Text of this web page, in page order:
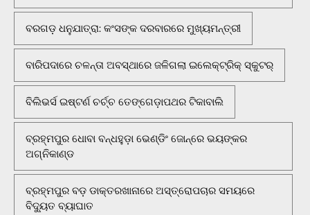
ବରଗଡ଼ ଧନୁଯାତ୍ରା: କଂସଙ୍କ ଦରବାରରେ ମୁଖ୍ୟମନ୍ତ୍ରୀ
ବାରିପଦାରେ ଚଳନ୍ତା ଅବସ୍ଥାରେ ଜଳିଗଲା ଇଲେକ୍ଟ୍ରିକ୍ ସ୍କୁଟର୍
ବିଲିଭର୍ସ ଇଷ୍ଟର୍ଣ ଚର୍ଚ୍ଚ ତେଙ୍ଗେଡ଼ାପଥର ଟିକାବାଲି
ବ୍ରହ୍ମପୁର ଧୋବା ବନ୍ଧହୁଡ଼ା ଭେଣ୍ଡିଂ ଜୋନ୍‌ରେ ଭୟଙ୍କର
ଅଗ୍ନିକାଣ୍ଡ
ବ୍ରହ୍ମପୁର ବଡ଼ ଡାକ୍ତରଖାନାରେ ଅସ୍ତ୍ରୋପଚାର ସମୟରେ
ବିଦ୍ୟୁତ ବ୍ୟାଘାତ